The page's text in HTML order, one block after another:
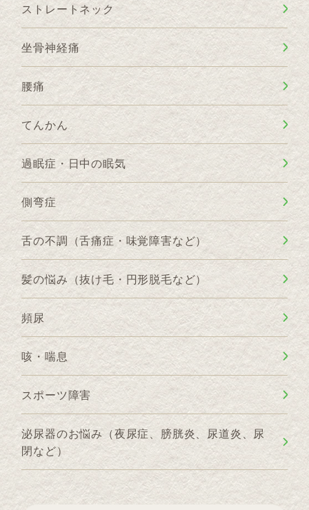
ストレートネック
坐骨神経痛
腰痛
てんかん
過眠症・日中の眠気
側弯症
舌の不調（舌痛症・味覚障害など）
髪の悩み（抜け毛・円形脱毛など）
頻尿
咳・喘息
スポーツ障害
泌尿器のお悩み（夜尿症、膀胱炎、尿道炎、尿
閉など）